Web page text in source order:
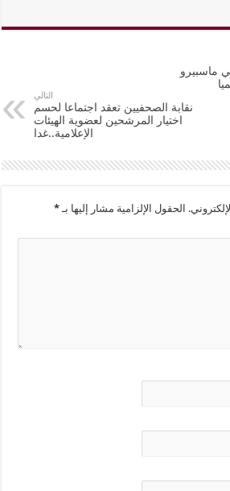
ماسبيرو
التالي
نقابة الصحفيين تعقد اجتماعا لحسم
اختيار المرشحين لعضوية الهيئات
الإعلامية..غدا
الحقول الإلزامية مشار إليها بـ*